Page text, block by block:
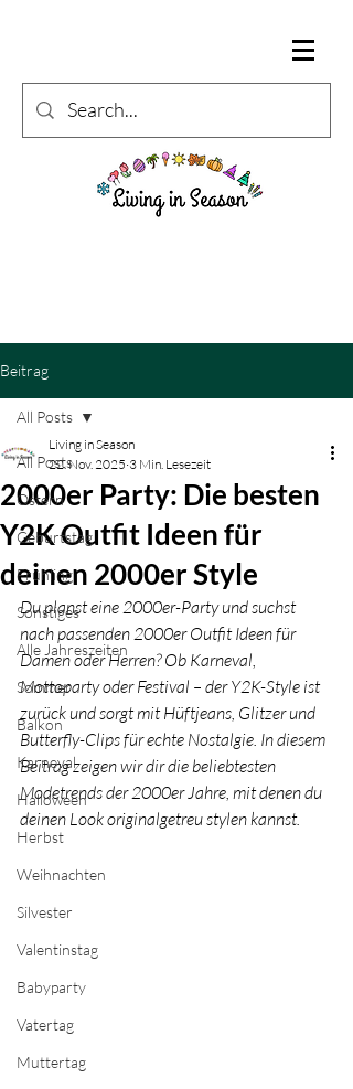
Beitrag
All Posts
Ostern
Geburtstag
Frühling
Sonstiges
Alle Jahreszeiten
Sommer
Balkon
Karneval
Halloween
Herbst
Weihnachten
Silvester
Valentinstag
Babyparty
Vatertag
Muttertag
All Posts
2000er Party: Die besten
Y2K Outfit Ideen für
deinen 2000er Style
Living in Season
22. Nov. 2025 3 Min. Lesezeit
Du planst eine 2000er-Party und suchst
nach passenden 2000er Outfit Ideen für
Damen oder Herren? Ob Karneval,
Mottoparty oder Festival – der Y2K-Style ist
zurück und sorgt mit Hüftjeans, Glitzer und
Butterfly-Clips für echte Nostalgie. In diesem
Beitrag zeigen wir dir die beliebtesten
Modetrends der 2000er Jahre, mit denen du
deinen Look originalgetreu stylen kannst.